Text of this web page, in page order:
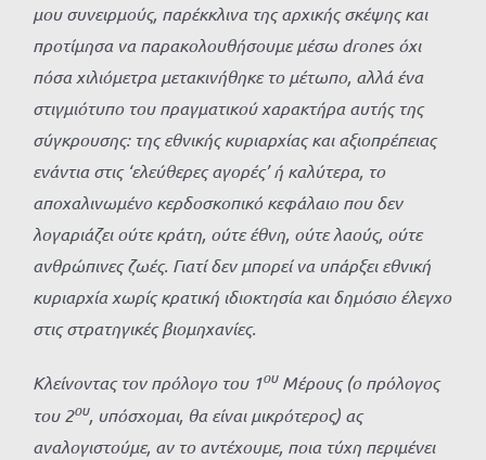
μου συνειρμούς, παρέκκλινα της αρχικής σκέψης και
προτίμησα να παρακολουθήσουμε μέσω drones όχι
πόσα χιλιόμετρα μετακινήθηκε το μέτωπο, αλλά ένα
στιγμιότυπο του πραγματικού χαρακτήρα αυτής της
σύγκρουσης: της εθνικής κυριαρχίας και αξιοπρέπειας
ενάντια στις ‘ελεύθερες αγορές’ ή καλύτερα, το
αποχαλινωμένο κερδοσκοπικό κεφάλαιο που δεν
λογαριάζει ούτε κράτη, ούτε έθνη, ούτε λαούς, ούτε
ανθρώπινες ζωές. Γιατί δεν μπορεί να υπάρξει εθνική
κυριαρχία χωρίς κρατική ιδιοκτησία και δημόσιο έλεγχο
στις στρατηγικές βιομηχανίες.
Κλείνοντας τον πρόλογο του 1ουΜέρους (ο πρόλογος
του 2ου, υπόσχομαι, θα είναι μικρότερος) ας
αναλογιστούμε, αν το αντέχουμε, ποια τύχη περιμένει